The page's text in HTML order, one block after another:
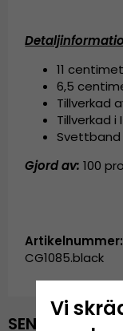
11
6,5
Tillverkad
Tillverkad i
Svettband
Gjord av: 100
Artikelnummer:
CG1085.black
SENAST
Vi